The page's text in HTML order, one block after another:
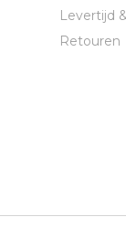
Levertijd
Retouren